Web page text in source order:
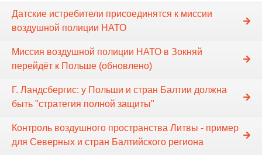
Датские истребители присоединятся к миссии
воздушной полиции НАТО
Миссия воздушной полиции НАТО в Зокняй
перейдёт к Польше (обновлено)
Г. Ландсбергис: у Польши и стран Балтии должна
быть "стратегия полной защиты"
Контроль воздушного пространства Литвы - пример
для Северных и стран Балтийского региона